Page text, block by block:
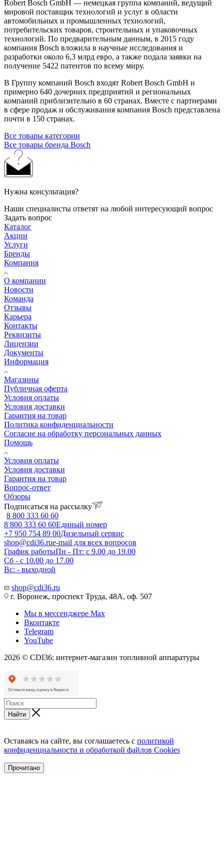
Robert Bosch GmbH — немецкая группа компаний, ведущий
мировой поставщик технологий и услуг в области
автомобильных и промышленных технологий,
потребительских товаров, строительных и упаковочных
технологий. По предварительным данным, в 2015 году
компания Bosch вложила в научные исследования и
разработки около 6,3 млрд евро, а также подала заявки на
получение 5422 патентов по всему миру.
В Группу компаний Bosch входят Robert Bosch GmbH и
примерно 640 дочерних предприятий и региональных
компаний приблизительно в 60 странах. Вместе с партнерами
в сфере продаж и обслуживания компания Bosch представлена
почти в 150 странах.
Все товары категории
Все товары бренда Bosch
Нужна консультация?
Наши специалисты ответят на любой интересующий вопрос
Задать вопрос
Каталог
Акции
Услуги
Бренды
Компания
О компании
Новости
Команда
Отзывы
Карьера
Контакты
Реквизиты
Лицензии
Документы
Информация
Магазины
Публичная оферта
Условия оплаты
Условия доставки
Гарантия на товар
Политика конфиденциальности
Согласие на обработку персональных данных
Помощь
Условия оплаты
Условия доставки
Гарантия на товар
Вопрос-ответ
Обзоры
Подписаться на рассылку
8 800 333 60 60
8 800 333 60 60Единый номер
+7 950 754 89 00Дизельный сервис
shop@cdi36.rue-mail для всех вопросов
График работыПн - Пт: с 9.00 до 19.00
Сб - с 10.00 до 17.00
Вс: - выходной
shop@cdi36.ru
г. Воронеж, проспект Труда, 48А, оф. 507
Мы в мессенджере Max
Вконтакте
Telegram
YouTube
2026 © CDI36: интернет-магазин топливной аппаратуры
Найти
Оставаясь на сайте, вы соглашаетесь с политикой
конфиденциальности и обработкой файлов Cookies
Прочитано